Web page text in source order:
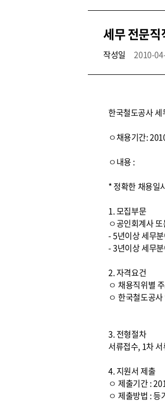
세무 전문
작성일 2010-
한국철도공사
ㅇ채용기간:
ㅇ내용 :
* 정확한 채용일
1. 모집부문
ㅇ공인회계사
- 5년이상 세무
- 3년이상 세무
2. 자격요건
ㅇ 채용직위별
ㅇ 한국철도공
3. 전형절차
서류접수, 1차
4. 지원서 제출
ㅇ 제출기간 :
ㅇ 제출방법 : 등